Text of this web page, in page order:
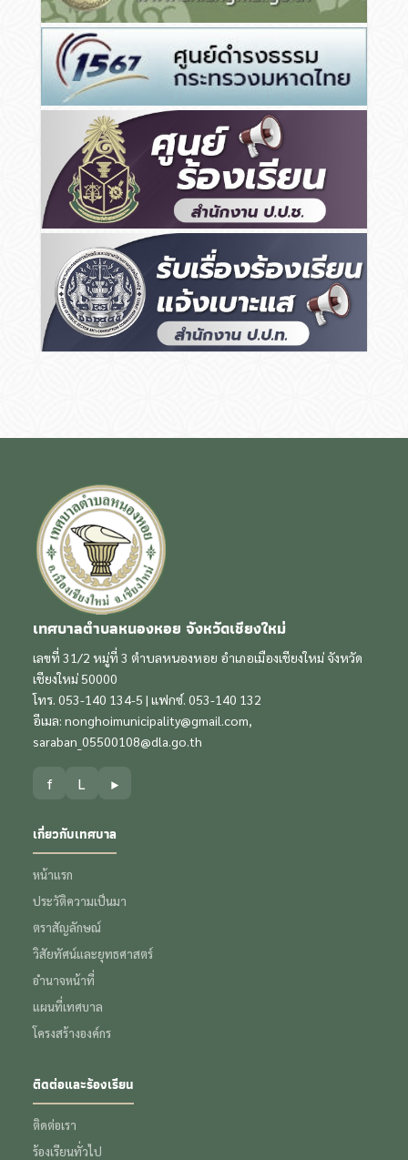
เทศบาลตำบลหนองหอย จังหวัดเชียงใหม่
เลขที่ 31/2 หมู่ที่ 3 ตำบลหนองหอย อำเภอเมืองเชียงใหม่ จังหวัด
เชียงใหม่ 50000
โทร. 053-140 134-5 | แฟกซ์. 053-140 132
อีเมล: nonghoimunicipality@gmail.com,
saraban_05500108@dla.go.th
f L ▶
เกี่ยวกับเทศบาล
หน้าแรก
ประวัติความเป็นมา
ตราสัญลักษณ์
วิสัยทัศน์และยุทธศาสตร์
อำนาจหน้าที่
แผนที่เทศบาล
โครงสร้างองค์กร
ติดต่อและร้องเรียน
ติดต่อเรา
ร้องเรียนทั่วไป